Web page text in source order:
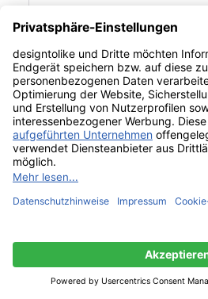
Catellani & Smith Gold
Pendelleuchte
6.962,00 €*
UVP: 7.735,00 €*